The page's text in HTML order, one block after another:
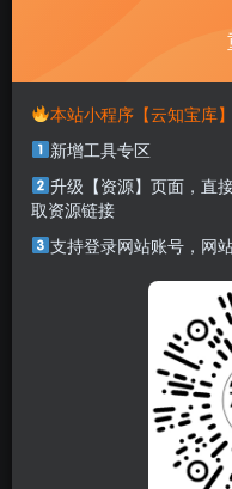
Happiness is not
is something
本站部分资源打包为
解压密码，如果你下
击解压密码查看
游戏介绍
《降妖散记》是一款国
道，妖孽横行。在一次
牌，辅之以修炼合适的
着为被妖怪蹂躏的世人
本站小程序【云知宝库
新增工具专区
升级【资源】页面，直
取资源链接
支持登录网站账号，网